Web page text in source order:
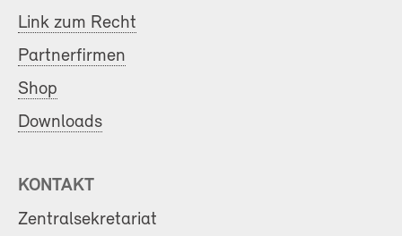
Link zum Recht
Partnerfirmen
Shop
Downloads
KONTAKT
Zentralsekretariat